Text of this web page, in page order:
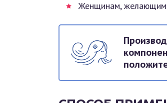
Женщинам, желающим